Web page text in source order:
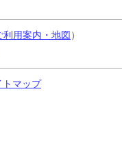
利用案内・地図 ）
トマップ